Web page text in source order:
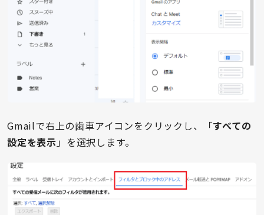
Gmailで右上の歯車アイコンをクリックし、「すべての
設定を表示 」を選択します。